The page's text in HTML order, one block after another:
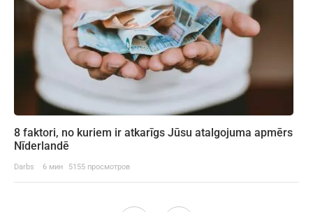
8 faktori, no kuriem ir atkarīgs Jūsu atalgojuma apmērs
Nīderlandē
Darbs 6 мин 5155 просмотров